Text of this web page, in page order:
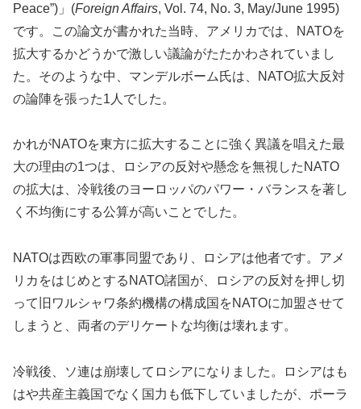
Peace”)」(Foreign Affairs, Vol. 74, No. 3, May/June 1995)
です。この論文が書かれた当時、アメリカでは、NATOを
拡大するかどうかで激しい議論がたたかわされていまし
た。そのような中、マンデルボーム氏は、NATO拡大反対
の論陣を張った1人でした。
かれがNATOを東方に拡大することに強く異議を唱えた最
大の理由の1つは、ロシアの反対や懸念を無視したNATO
の拡大は、冷戦後のヨーロッパのパワー・バランスを著し
く不均衡にする公算が高いことでした。
NATOは西欧の軍事同盟であり、ロシアは他者です。アメ
リカをはじめとするNATO諸国が、ロシアの反対を押し切
って旧ワルシャワ条約機構の構成国をNATOに加盟させて
しまうと、両者のデリケートな均衡は壊れます。
冷戦後、ソ連は崩壊してロシアになりました。ロシアはも
はや共産主義国でなく国力も低下していましたが、ポーラ